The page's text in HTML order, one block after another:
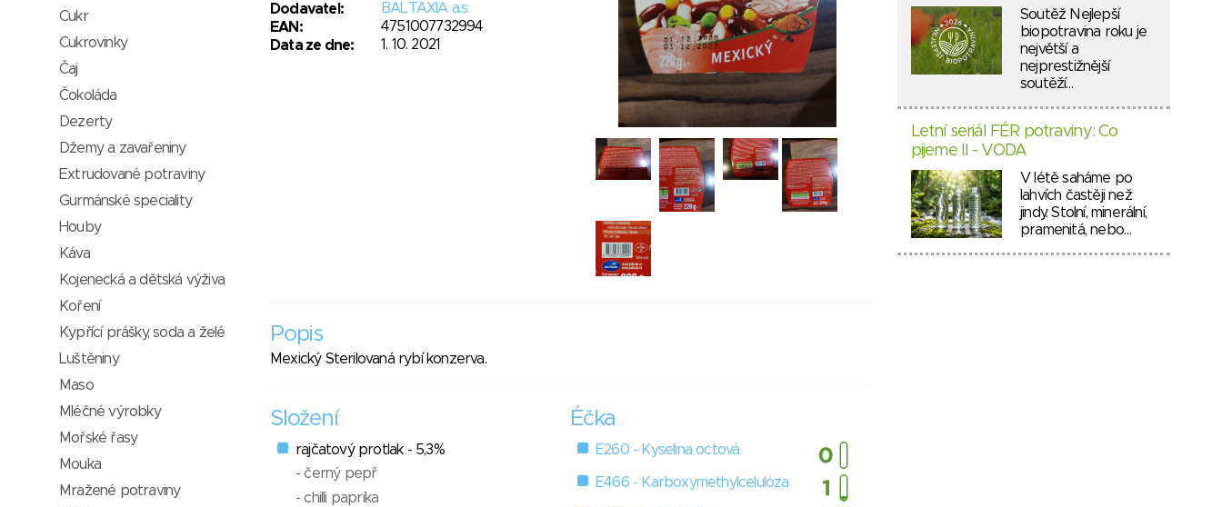
Dodavatel:
BALTAXIA a.s.
EAN:
4751007732994
Data ze dne:
1. 10. 2021
Popis
Mexický Sterilovaná rybí konzerva.
Složení
rajčatový protlak - 5,3%
- černý pepř
- chilli paprika
Éčka
E260 - Kyselina octová
E466 - Karboxymethylcelulóza
Cukr
Cukrovinky
Čaj
Čokoláda
Dezerty
Džemy a zavařeniny
Extrudované potraviny
Gurmánské speciality
Houby
Káva
Kojenecká a dětská výživa
Koření
Kypřící prášky, soda a želé
Luštěniny
Maso
Mléčné výrobky
Mořské řasy
Mouka
Mražené potraviny
Soutěž Nejlepší
biopotravina roku je
největší a
nejprestižnější
soutěží…
Letní seriál FÉR potraviny: Co
pijeme II - VODA
V létě saháme po
lahvích častěji než
jindy. Stolní, minerální,
pramenitá, nebo…